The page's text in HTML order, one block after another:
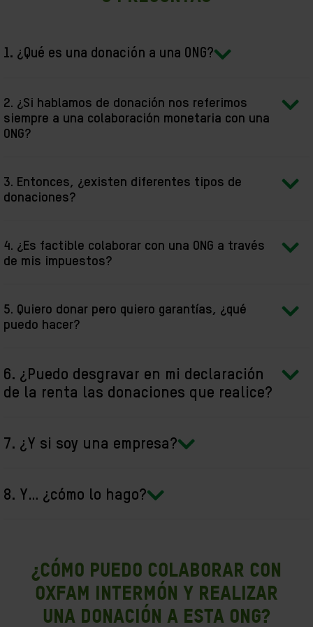
1. ¿Qué es una donación a una ONG?
2. ¿Si hablamos de donación nos referimos
siempre a una colaboración monetaria con una
ONG?
3. Entonces, ¿existen diferentes tipos de
donaciones?
4. ¿Es factible colaborar con una ONG a través
de mis impuestos?
5. Quiero donar pero quiero garantías, ¿qué
puedo hacer?
6. ¿Puedo desgravar en mi declaración
de la renta las donaciones que realice?
7. ¿Y si soy una empresa?
8. Y… ¿cómo lo hago?
¿Cómo puedo colaborar con
Oxfam Intermón y realizar
una donación a esta ONG?